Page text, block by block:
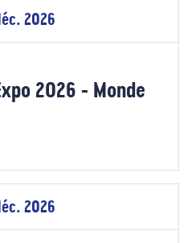
2026
2026 - Monde
2026